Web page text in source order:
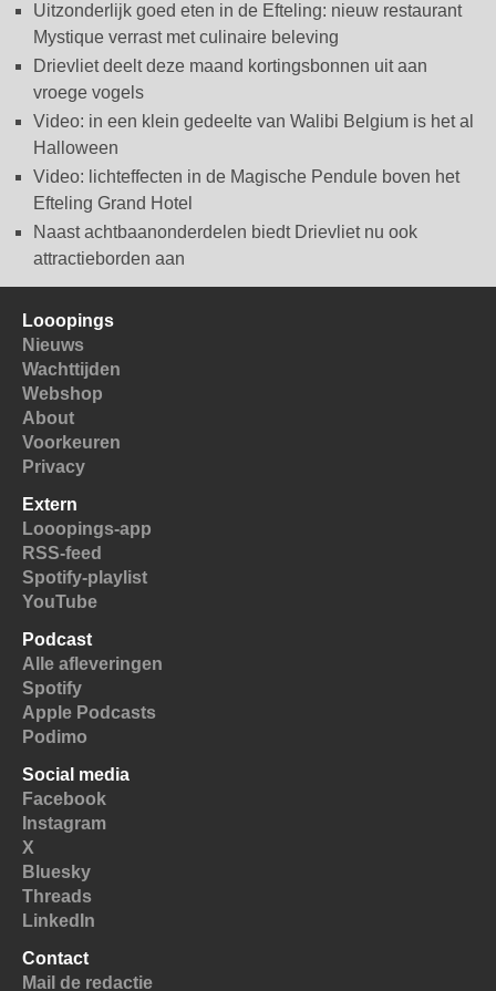
Uitzonderlijk goed eten in de Efteling: nieuw restaurant
Mystique verrast met culinaire beleving
Drievliet deelt deze maand kortingsbonnen uit aan
vroege vogels
Video: in een klein gedeelte van Walibi Belgium is het al
Halloween
Video: lichteffecten in de Magische Pendule boven het
Efteling Grand Hotel
Naast achtbaanonderdelen biedt Drievliet nu ook
attractieborden aan
Looopings
Nieuws
Wachttijden
Webshop
About
Voorkeuren
Privacy
Extern
Looopings-app
RSS-feed
Spotify-playlist
YouTube
Podcast
Alle afleveringen
Spotify
Apple Podcasts
Podimo
Social media
Facebook
Instagram
X
Bluesky
Threads
LinkedIn
Contact
Mail de redactie